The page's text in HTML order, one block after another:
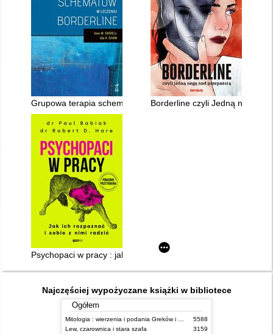
Grupowa terapia schematów w leczeniu bordeline
Borderline czyli Jedną nogą
Psychopaci w pracy : jak ich rozpoznać i sobie z nimi radzić
Najczęściej wypożyczane książki w bibliotece
Ogółem
5588
Lew, czarownica i stara szafa
3159